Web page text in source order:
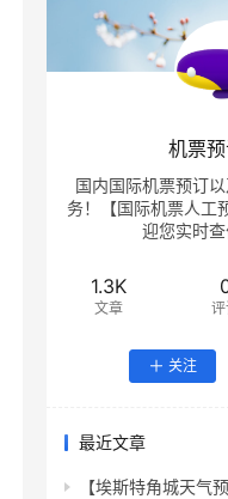
机票
国内国际机票预订
务！【国际机票人工
迎您实时查
1.3K
文章
关注
最近文章
【埃斯特角城天气